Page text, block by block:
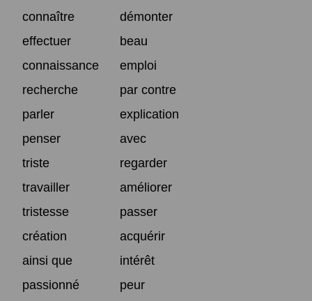
connaître
démonter
effectuer
beau
connaissance
emploi
recherche
par contre
parler
explication
penser
avec
triste
regarder
travailler
améliorer
tristesse
passer
création
acquérir
ainsi que
intérêt
passionné
peur